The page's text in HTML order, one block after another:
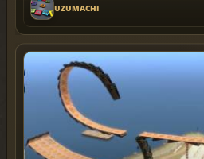
UZUMACHI